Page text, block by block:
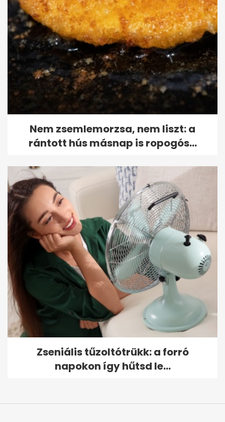
Nem zsemlemorzsa, nem liszt: a
rántott hús másnap is ropogós...
Zseniális tűzoltótrükk: a forró
napokon így hűtsd le...